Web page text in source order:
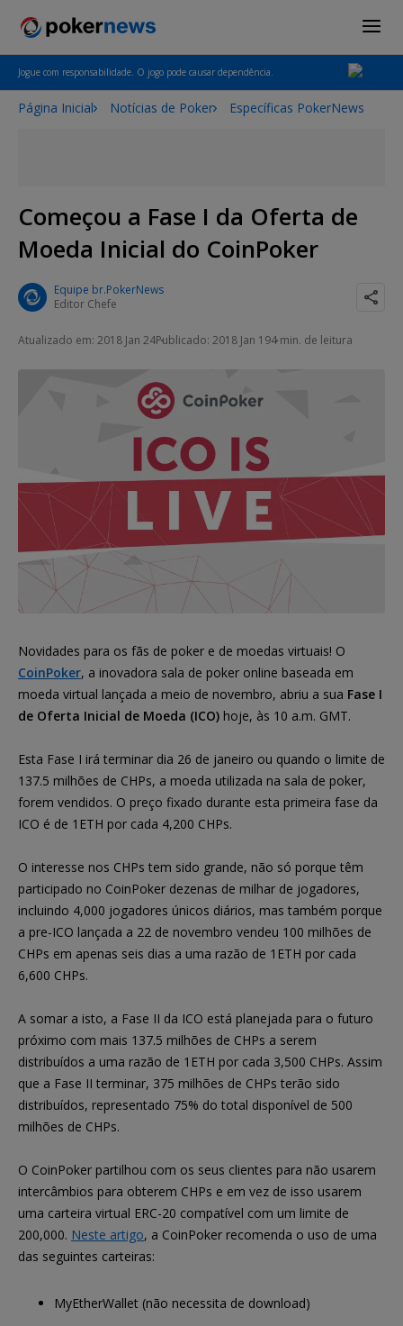
Jogue com responsabilidade. O jogo pode causar dependência.
Página Inicial Notícias de Poker Específicas PokerNews
Começou a Fase I da Oferta de
Moeda Inicial do CoinPoker
Equipe br.PokerNews
Editor Chefe
Atualizado em: 2018 Jan 24Publicado: 2018 Jan 194 min. de leitura
Novidades para os fãs de poker e de moedas virtuais! O
CoinPoker, a inovadora sala de poker online baseada em
moeda virtual lançada a meio de novembro, abriu a sua Fase I
de Oferta Inicial de Moeda (ICO) hoje, às 10 a.m. GMT.
Esta Fase I irá terminar dia 26 de janeiro ou quando o limite de
137.5 milhões de CHPs, a moeda utilizada na sala de poker,
forem vendidos. O preço fixado durante esta primeira fase da
ICO é de 1ETH por cada 4,200 CHPs.
O interesse nos CHPs tem sido grande, não só porque têm
participado no CoinPoker dezenas de milhar de jogadores,
incluindo 4,000 jogadores únicos diários, mas também porque
a pre-ICO lançada a 22 de novembro vendeu 100 milhões de
CHPs em apenas seis dias a uma razão de 1ETH por cada
6,600 CHPs.
A somar a isto, a Fase II da ICO está planejada para o futuro
próximo com mais 137.5 milhões de CHPs a serem
distribuídos a uma razão de 1ETH por cada 3,500 CHPs. Assim
que a Fase II terminar, 375 milhões de CHPs terão sido
distribuídos, representado 75% do total disponível de 500
milhões de CHPs.
O CoinPoker partilhou com os seus clientes para não usarem
intercâmbios para obterem CHPs e em vez de isso usarem
uma carteira virtual ERC-20 compatível com um limite de
200,000. Neste artigo, a CoinPoker recomenda o uso de uma
das seguintes carteiras:
MyEtherWallet (não necessita de download)